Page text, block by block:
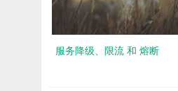
服务降级、限流 和 熔断